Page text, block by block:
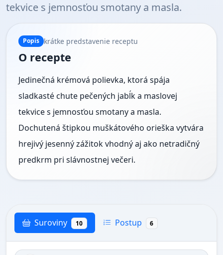
tekvice s jemnosťou smotany a masla.
Popis krátke predstavenie receptu
O recepte
Jedinečná krémová polievka, ktorá spája
sladkasté chute pečených jabĺk a maslovej
tekvice s jemnosťou smotany a masla.
Dochutená štipkou muškátového orieška vytvára
hrejivý jesenný zážitok vhodný aj ako netradičný
predkrm pri slávnostnej večeri.
Suroviny 10 Postup 6